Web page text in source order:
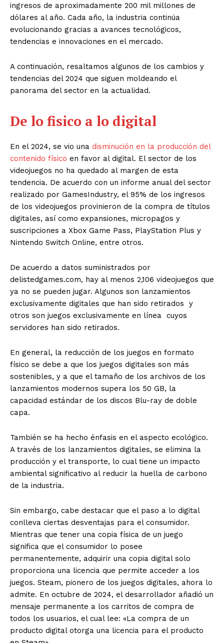
ingresos de aproximadamente 200 mil millones de
dólares al año. Cada año, la industria continúa
evolucionando gracias a avances tecnológicos,
tendencias e innovaciones en el mercado.
A continuación, resaltamos algunos de los cambios y
tendencias del 2024 que siguen moldeando el
panorama del sector en la actualidad.
De lo fisico a lo digital
En el 2024, se vio una disminución en la producción del
contenido físico en favor al digital. El sector de los
videojuegos no ha quedado al margen de esta
tendencia. De acuerdo con un informe anual del sector
realizado por GamesIndustry, el 95% de los ingresos
de los videojuegos provinieron de la compra de títulos
digitales, así como expansiones, micropagos y
suscripciones a Xbox Game Pass, PlayStation Plus y
Nintendo Switch Online, entre otros.
De acuerdo a datos suministrados por
delistedgames.com, hay al menos 2,106 videojuegos que
ya no se pueden jugar. Algunos son lanzamientos
exclusivamente digitales que han sido retirados y
otros son juegos exclusivamente en línea cuyos
servidores han sido retirados.
En general, la reducción de los juegos en formato
físico se debe a que los juegos digitales son más
sostenibles, y a que el tamaño de los archivos de los
lanzamientos modernos supera los 50 GB, la
capacidad estándar de los discos Blu-ray de doble
capa.
También se ha hecho énfasis en el aspecto ecológico.
A través de los lanzamientos digitales, se elimina la
producción y el transporte, lo cual tiene un impacto
ambiental significativo al reducir la huella de carbono
de la industria.
Sin embargo, cabe destacar que el paso a lo digital
conlleva ciertas desventajas para el consumidor.
Mientras que tener una copia física de un juego
significa que el consumidor lo posee
permanentemente, adquirir una copia digital solo
proporciona una licencia que permite acceder a los
juegos. Steam, pionero de los juegos digitales, ahora lo
admite. En octubre de 2024, el desarrollador añadió un
mensaje permanente a los carritos de compra de
todos los usuarios, el cual lee: «La compra de un
producto digital otorga una licencia para el producto